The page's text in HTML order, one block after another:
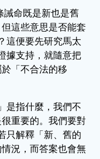
誡命既是新也是舊
這些意思是否能套
這便要先研究馬太
據支持，就隨意把
「不合法的移
是指什麼，我們不
重要的。我們要對
只解釋「新、舊的
況，而答案也會無